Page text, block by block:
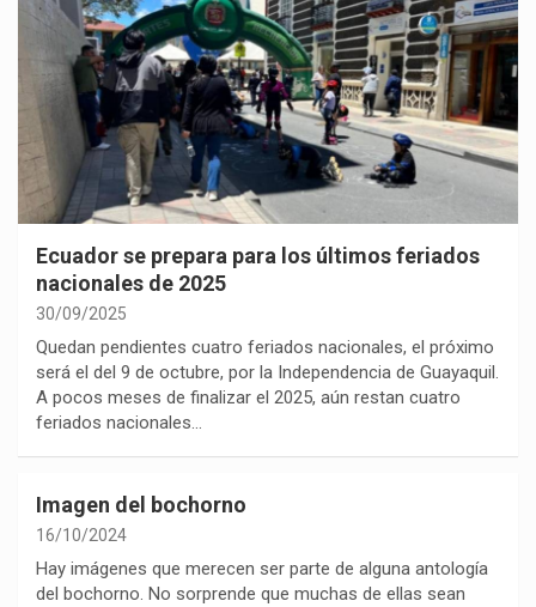
Ecuador se prepara para los últimos feriados
nacionales de 2025
30/09/2025
Quedan pendientes cuatro feriados nacionales, el próximo
será el del 9 de octubre, por la Independencia de Guayaquil.
A pocos meses de finalizar el 2025, aún restan cuatro
feriados nacionales…
Imagen del bochorno
16/10/2024
Hay imágenes que merecen ser parte de alguna antología
del bochorno. No sorprende que muchas de ellas sean